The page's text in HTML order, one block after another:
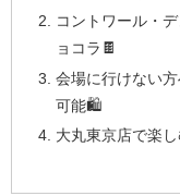
コントワール・
ョコラ🍫
会場に行けない
可能🛍️
大丸東京店で楽